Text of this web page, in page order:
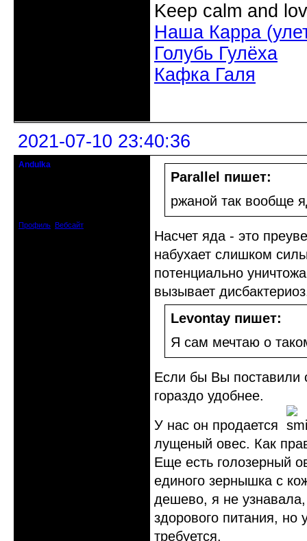
Keep calm and
Наша Карра
Голубь Гулёха
Кафка Галя
2021-07-10 23:40:36
Andulka
Профиль Вебсайт
Parallel пишет:
ржаной так вообще
Насчет яда - это
набухает слишком
потенциально
вызывает
Levontay пишет:
Я сам мечтаю о
Если бы Вы поставили
гораздо удобнее.
У нас он продается
лущеный овес. Как
Еще есть голозерный
единого зернышка с
дешево, я не
здорового питания, но
требуется.